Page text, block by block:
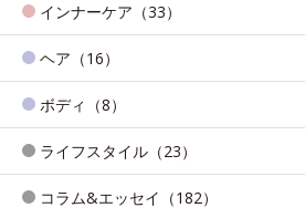
インナーケア（33）
ヘア（16）
ボディ（8）
ライフスタイル（23）
コラム&エッセイ（182）